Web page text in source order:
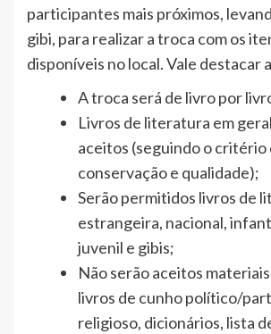
participantes mais próximos,
gibi, para realizar a troca com os
disponíveis no local. Vale destacar
A troca será de livro por
Livros de literatura em
aceitos (seguindo o critério
conservação e qualidade);
Serão permitidos livros de
estrangeira, nacional,
juvenil e gibis;
Não serão aceitos
livros de cunho político/
religioso, dicionários, lista